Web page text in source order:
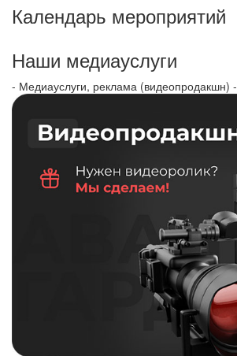
Календарь мероприятий
Наши медиауслуги
- Медиауслуги, реклама (видеопродакшн) -